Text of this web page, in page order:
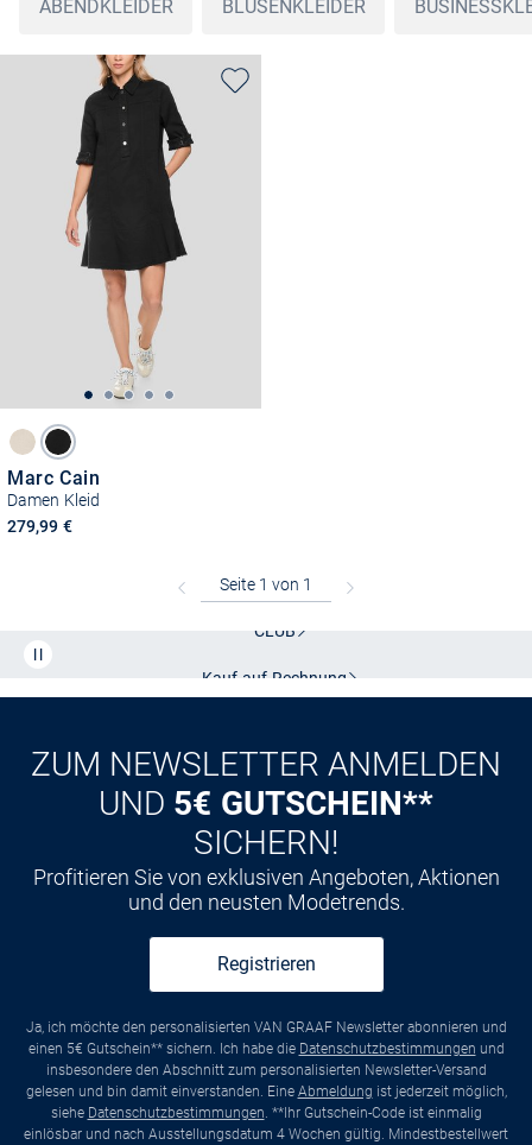
ABENDKLEIDER BLUSENKLEIDER
Marc Cain
Damen Kleid
279,99 €
Kostenlose Lieferung und Retoure mit unserem Friends
CLUB
Kauf auf Rechnung
ZUM NEWSLETTER ANMELDEN
UND 5€ GUTSCHEIN**
SICHERN!
Profitieren Sie von exklusiven Angeboten, Aktionen
und den neusten Modetrends.
Registrieren
Ja, ich möchte den personalisierten VAN GRAAF Newsletter abonnieren und
einen 5€ Gutschein** sichern. Ich habe die Datenschutzbestimmungen und
insbesondere den Abschnitt zum personalisierten Newsletter-Versand
gelesen und bin damit einverstanden. Eine Abmeldung ist jederzeit möglich,
siehe Datenschutzbestimmungen. **Ihr Gutschein-Code ist einmalig
einlösbar und nach Ausstellungsdatum 4 Wochen gültig. Mindestbestellwert